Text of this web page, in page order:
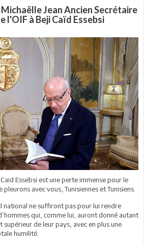
Jean Ancien Secrétaire
l'OIF à Beji Caïd Essebsi
Essebsi est une perte immense pour le
avec vous, Tunisiennes et Tunisiens.
national ne suffiront pas pour lui rendre
qui, comme lui, auront donné autant
supérieur de leur pays, avec en plus une
humilité.